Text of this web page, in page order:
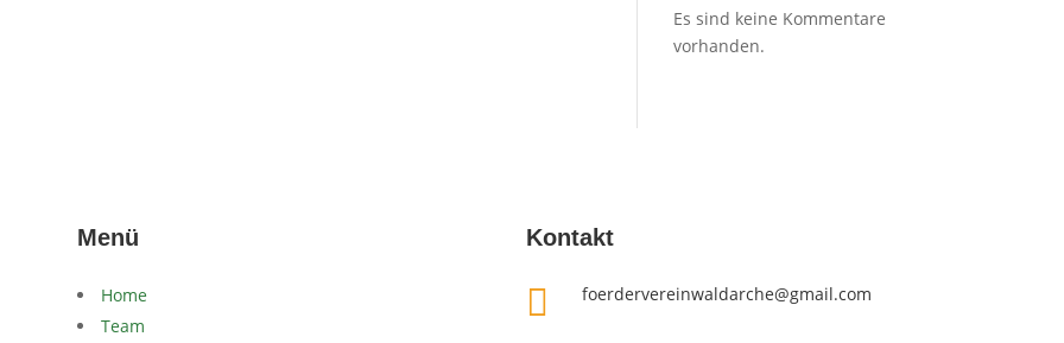
Es sind keine Kommentare
vorhanden.
Menü
Home
Team
Kontakt
 foerdervereinwaldarche@gmail.com